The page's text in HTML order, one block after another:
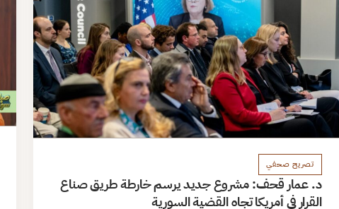
تصريح صحفي
د. عمار قحف: مشروع جديد يرسم خارطة طريق صناع
القرار في أمريكا تجاه القضية السورية